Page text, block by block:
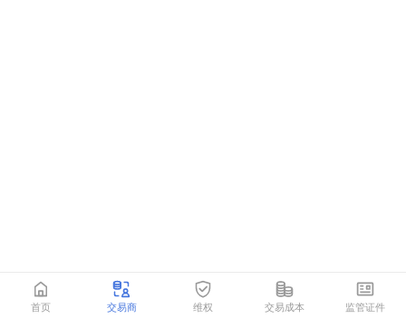
首页 交易商 维权 交易成本 监管证件